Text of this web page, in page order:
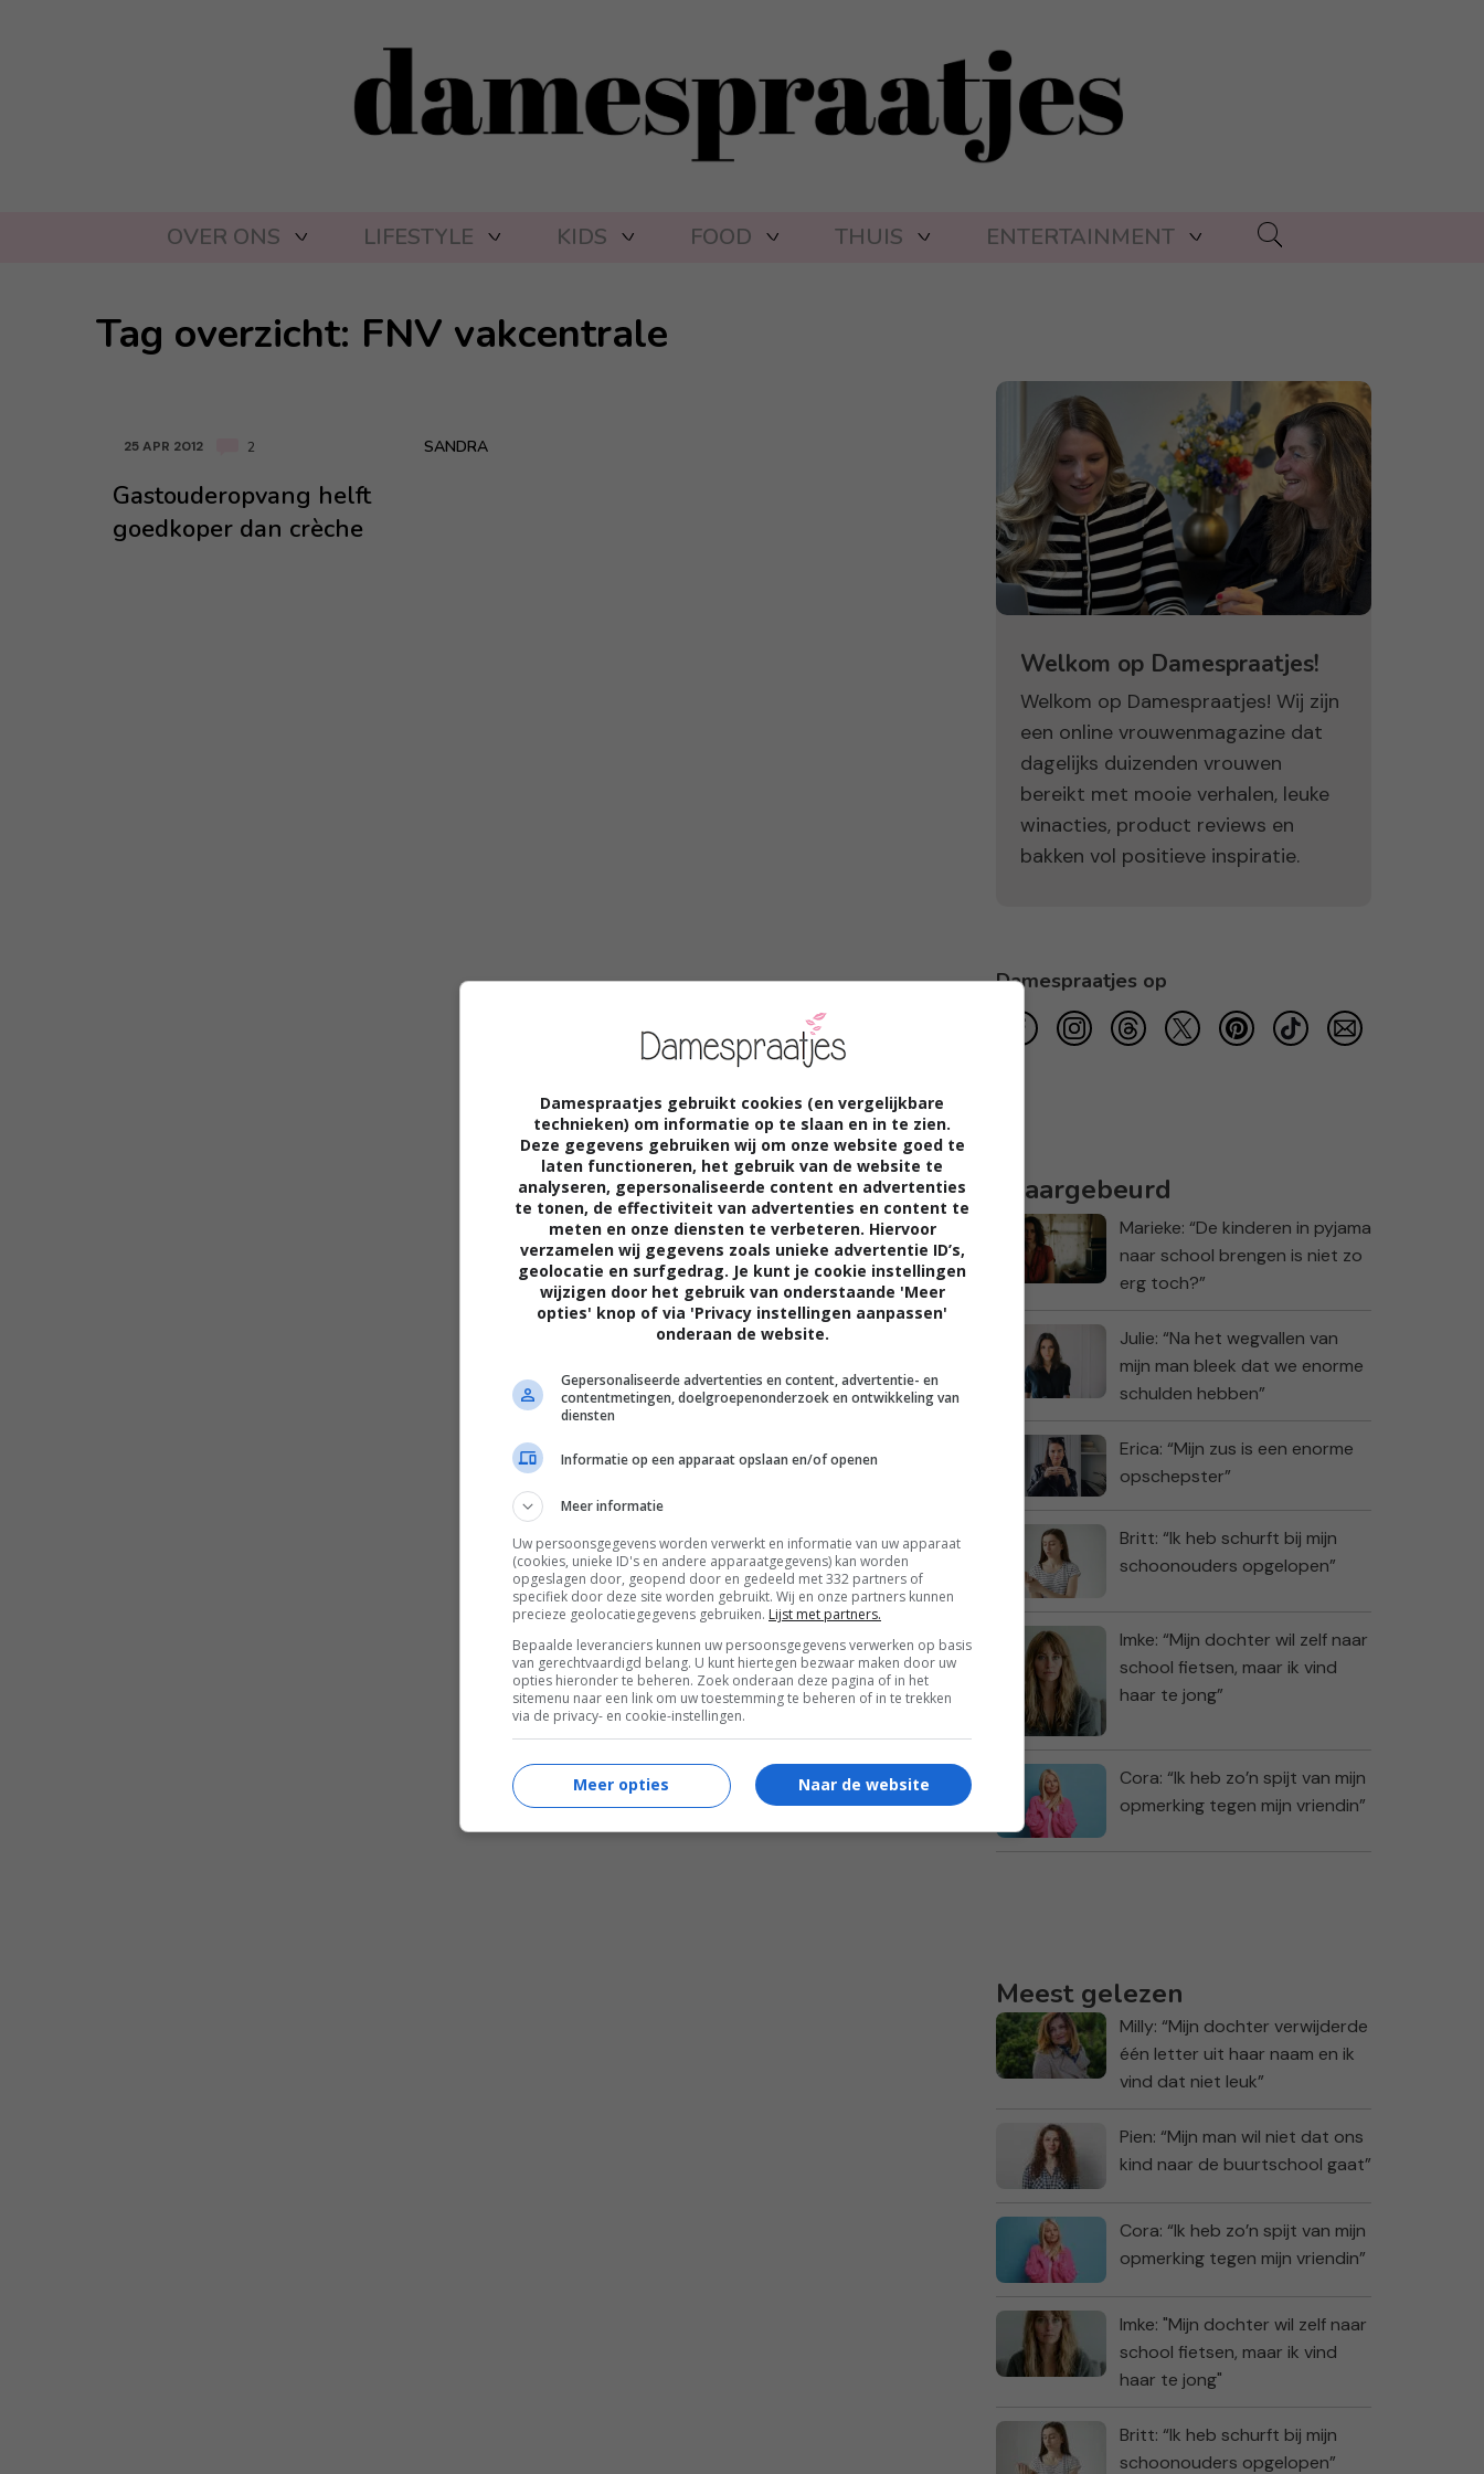
OVER ONS LIFESTYLE KIDS FOOD THUIS ENTERTAINMENT
Tag overzicht: FNV vakcentrale
25 APR 2012 2 SANDRA
Gastouderopvang helft
goedkoper dan crèche
Welkom op Damespraatjes!
Welkom op Damespraatjes! Wij zijn
een online vrouwenmagazine dat
dagelijks duizenden vrouwen
bereikt met mooie verhalen, leuke
winacties, product reviews en
bakken vol positieve inspiratie.
Damespraatjes op
Waargebeurd
Marieke: “De kinderen in pyjama
naar school brengen is niet zo
erg toch?”
Julie: “Na het wegvallen van
mijn man bleek dat we enorme
schulden hebben”
Erica: “Mijn zus is een enorme
opschepster”
Britt: “Ik heb schurft bij mijn
schoonouders opgelopen”
Imke: “Mijn dochter wil zelf naar
school fietsen, maar ik vind
haar te jong”
Cora: “Ik heb zo’n spijt van mijn
opmerking tegen mijn vriendin”
Meest gelezen
Milly: “Mijn dochter verwijderde
één letter uit haar naam en ik
vind dat niet leuk”
Pien: “Mijn man wil niet dat ons
kind naar de buurtschool gaat”
Cora: “Ik heb zo’n spijt van mijn
opmerking tegen mijn vriendin”
Imke: "Mijn dochter wil zelf naar
school fietsen, maar ik vind
haar te jong"
Britt: “Ik heb schurft bij mijn
schoonouders opgelopen”
Damespraatjes gebruikt cookies (en vergelijkbare
technieken) om informatie op te slaan en in te zien.
Deze gegevens gebruiken wij om onze website goed te
laten functioneren, het gebruik van de website te
analyseren, gepersonaliseerde content en advertenties
te tonen, de effectiviteit van advertenties en content te
meten en onze diensten te verbeteren. Hiervoor
verzamelen wij gegevens zoals unieke advertentie ID’s,
geolocatie en surfgedrag. Je kunt je cookie instellingen
wijzigen door het gebruik van onderstaande 'Meer
opties' knop of via 'Privacy instellingen aanpassen'
onderaan de website.
Gepersonaliseerde advertenties en content, advertentie- en
contentmetingen, doelgroepenonderzoek en ontwikkeling van
diensten
Informatie op een apparaat opslaan en/of openen
Meer informatie
Uw persoonsgegevens worden verwerkt en informatie van uw apparaat
(cookies, unieke ID's en andere apparaatgegevens) kan worden
opgeslagen door, geopend door en gedeeld met 332 partners of
specifiek door deze site worden gebruikt. Wij en onze partners kunnen
precieze geolocatiegegevens gebruiken. Lijst met partners.
Bepaalde leveranciers kunnen uw persoonsgegevens verwerken op basis
van gerechtvaardigd belang. U kunt hiertegen bezwaar maken door uw
opties hieronder te beheren. Zoek onderaan deze pagina of in het
sitemenu naar een link om uw toestemming te beheren of in te trekken
via de privacy- en cookie-instellingen.
Naar de website
Meer opties